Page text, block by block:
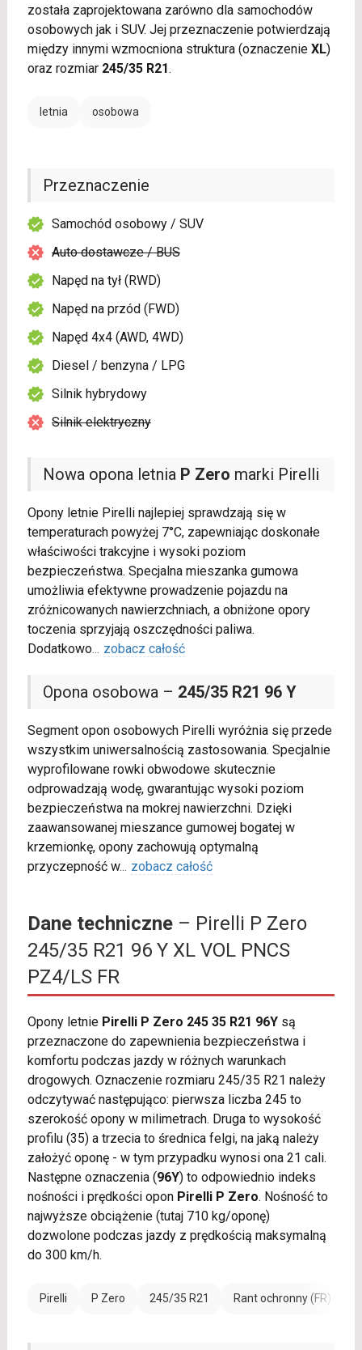
została zaprojektowana zarówno dla samochodów
osobowych jak i SUV. Jej przeznaczenie potwierdzają
między innymi wzmocniona struktura (oznaczenie XL)
oraz rozmiar 245/35 R21.
letnia osobowa
Nowa opona letnia P Zero marki Pirelli
Opony letnie Pirelli najlepiej sprawdzają się w
temperaturach powyżej 7°C, zapewniając doskonałe
właściwości trakcyjne i wysoki poziom
bezpieczeństwa. Specjalna mieszanka gumowa
umożliwia efektywne prowadzenie pojazdu na
zróżnicowanych nawierzchniach, a obniżone opory
toczenia sprzyjają oszczędności paliwa.
Dodatkowo... zobacz całość
Opona osobowa – 245/35 R21 96 Y
Segment opon osobowych Pirelli wyróżnia się przede
wszystkim uniwersalnością zastosowania. Specjalnie
wyprofilowane rowki obwodowe skutecznie
odprowadzają wodę, gwarantując wysoki poziom
bezpieczeństwa na mokrej nawierzchni. Dzięki
zaawansowanej mieszance gumowej bogatej w
krzemionkę, opony zachowują optymalną
przyczepność w... zobacz całość
Przeznaczenie
Samochód osobowy / SUV
Auto dostawcze / BUS
Napęd na tył (RWD)
Napęd na przód (FWD)
Napęd 4x4 (AWD, 4WD)
Diesel / benzyna / LPG
Silnik hybrydowy
Silnik elektryczny
Dane techniczne– Pirelli P Zero
245/35 R21 96 Y XL VOL PNCS
PZ4/LS FR
Opony letnie Pirelli P Zero 245 35 R21 96Ysą
przeznaczone do zapewnienia bezpieczeństwa i
komfortu podczas jazdy w różnych warunkach
drogowych. Oznaczenie rozmiaru 245/35 R21 należy
odczytywać następująco: pierwsza liczba 245 to
szerokość opony w milimetrach. Druga to wysokość
profilu (35) a trzecia to średnica felgi, na jaką należy
założyć oponę - w tym przypadku wynosi ona 21 cali.
Następne oznaczenia (96Y) to odpowiednio indeks
nośności i prędkości opon Pirelli P Zero. Nośność to
najwyższe obciążenie (tutaj 710 kg/oponę)
dozwolone podczas jazdy z prędkością maksymalną
do 300 km/h.
Pirelli P Zero 245/35 R21 Rant ochronny (FR)